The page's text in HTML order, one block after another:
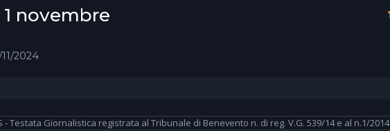
novembre
2024
- Testata Giornalistica registrata al Tribunale di Benevento n. di reg. V.G. 539/14 e al n.1/2014